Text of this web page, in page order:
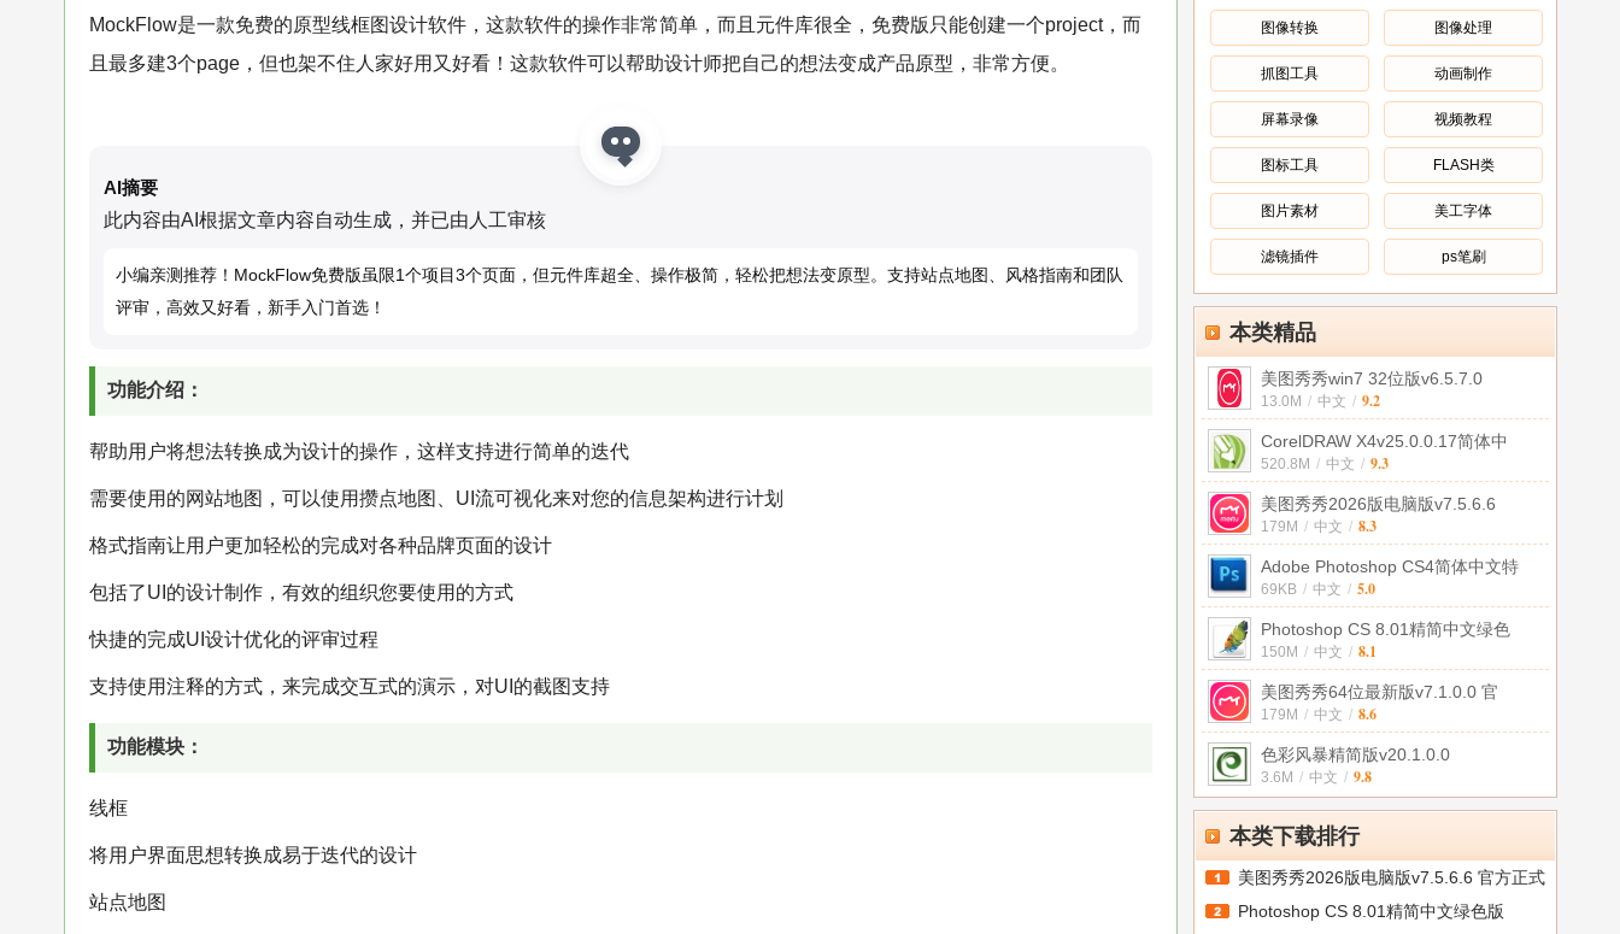
Axure RP交互原型设计软件
【Mac+Win】
V9.0.0.3668汉化版附安装
教程
安装版 / 中文
Adobe Experience Design cc win10汉化
版 官方简体中文版
官方版 / 中文 /
KITE COMPOSITOR for mac v1.0.1 官
方最新版
官方版 / 中文 /
图像转换 图像处理
抓图工具 动画制作
屏幕录像 视频教程
图标工具 FLASH类
图片素材 美工字体
滤镜插件 ps笔刷
本类精品
美图秀秀win7 32位版v6.5.7.0
13.0M / 中文 / 9.2
CorelDRAW X4v25.0.0.17简体中
520.8M / 中文 / 9.3
美图秀秀2026版电脑版v7.5.6.6
179M / 中文 / 8.3
Adobe Photoshop CS4简体中文特
69KB / 中文 / 5.0
Photoshop CS 8.01精简中文绿色
150M / 中文 / 8.1
美图秀秀64位最新版v7.1.0.0 官
179M / 中文 / 8.6
色彩风暴精简版v20.1.0.0
3.6M / 中文 / 9.8
本类下载排行
美图秀秀2026版电脑版v7.5.6.6 官方正式
Photoshop CS 8.01精简中文绿色版
MockFlow是一款免费的原型线框图设计软件，这款软件的操作非常简单，而且元件库很全，免费版只能创建一个project，而
且最多建3个page，但也架不住人家好用又好看！这款软件可以帮助设计师把自己的想法变成产品原型，非常方便。
AI摘要
此内容由AI根据文章内容自动生成，并已由人工审核
小编亲测推荐！MockFlow免费版虽限1个项目3个页面，但元件库超全、操作极简，轻松把想法变原型。支持站点地图、风格指南和团队
评审，高效又好看，新手入门首选！
功能介绍：
帮助用户将想法转换成为设计的操作，这样支持进行简单的迭代
需要使用的网站地图，可以使用攒点地图、UI流可视化来对您的信息架构进行计划
格式指南让用户更加轻松的完成对各种品牌页面的设计
包括了UI的设计制作，有效的组织您要使用的方式
快捷的完成UI设计优化的评审过程
支持使用注释的方式，来完成交互式的演示，对UI的截图支持
功能模块：
线框
将用户界面思想转换成易于迭代的设计
站点地图